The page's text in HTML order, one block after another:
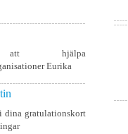
att hjälpa
Eurika
dina gratulationskort